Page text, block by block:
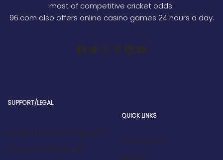
most of competitive cricket odds.
96.com also offers online casino games 24 hours a day.
SUPPORT/LEGAL
Football book Betting Rules
Cricket Betting Rules
QUICK LINKS
Contact Us
Bonus